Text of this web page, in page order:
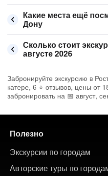
Какие места ещё
Дону
Сколько стоит
августе 2026
Забронируйте экскурсию в
катере, 6 ⭐ отзывов, цены от
забронировать на 📅 август,
Полезно
Экскурсии по городам
Авторские туры по